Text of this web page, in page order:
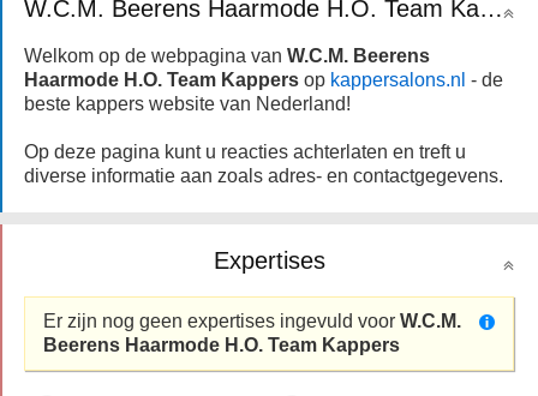
W.C.M. Beerens Haarmode H.O. Team Kappers
Welkom op de webpagina van W.C.M. Beerens
Haarmode H.O. Team Kappers op kappersalons.nl - de
beste kappers website van Nederland!
Op deze pagina kunt u reacties achterlaten en treft u
diverse informatie aan zoals adres- en contactgegevens.
Expertises
Er zijn nog geen expertises ingevuld voor W.C.M.
Beerens Haarmode H.O. Team Kappers